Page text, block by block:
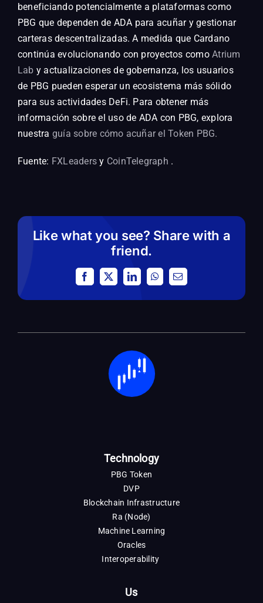
beneficiando potencialmente a plataformas como
PBG que dependen de ADA para acuñar y gestionar
carteras descentralizadas. A medida que Cardano
continúa evolucionando con proyectos comoAtrium
Lab y actualizaciones de gobernanza, los usuarios
de PBG pueden esperar un ecosistema más sólido
para sus actividades DeFi. Para obtener más
información sobre el uso de ADA con PBG, explora
nuestra guía sobre cómo acuñar el Token PBG.
Fuente: FXLeaders y CoinTelegraph .
Like what you see? Share with a
friend.
Facebook
X LinkedInWhatsApp
Email
Technology
PBG Token
DVP
Blockchain Infrastructure
Ra (Node)
Machine Learning
Oracles
Interoperability
Us